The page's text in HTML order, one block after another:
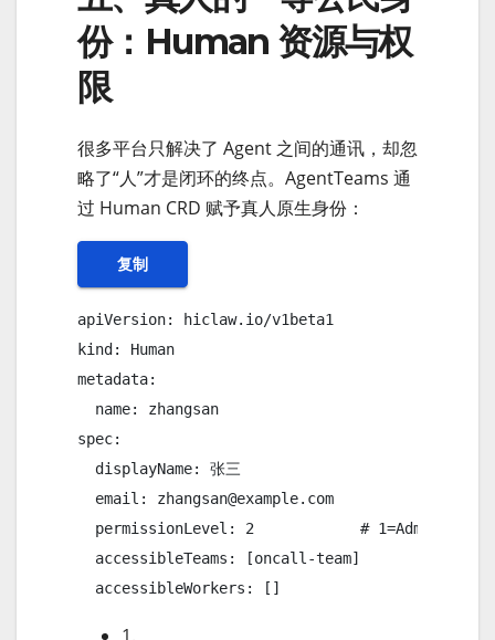
份：Human 资源与权
限
很多平台只解决了 Agent 之间的通讯，却忽
略了“人”才是闭环的终点。AgentTeams 通
过 Human CRD 赋予真人原生身份：
复制
apiVersion: hiclaw.io/v1beta1
kind: Human
metadata:
  name: zhangsan
spec:
  displayName: 张三
  email: zhangsan@example.com
permissionLevel: 2            # 1=Admin,
  accessibleTeams: [oncall-team]
  accessibleWorkers: []